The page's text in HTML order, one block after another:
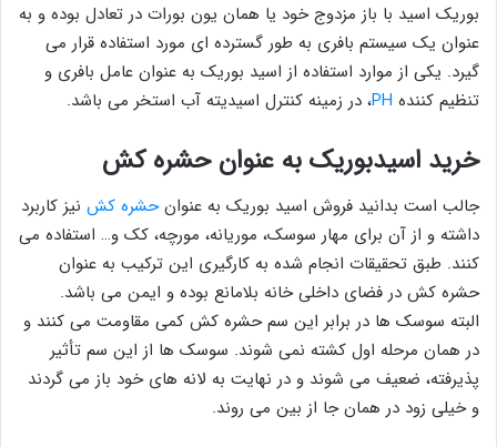
بوریک اسید با باز مزدوج خود یا همان یون بورات در تعادل بوده و به
عنوان یک سیستم بافری به طور گسترده ای مورد استفاده قرار می
گیرد. یکی از موارد استفاده از اسید بوریک به عنوان عامل بافری و
تنظیم کننده PH، در زمینه کنترل اسیدیته آب استخر می باشد.
خرید اسیدبوریک به عنوان حشره کش
جالب است بدانید فروش اسید بوریک به عنوانحشره کش نیز کاربرد
داشته و از آن برای مهار سوسک، موریانه، مورچه، کک و… استفاده می
کنند. طبق تحقیقات انجام شده به کارگیری این ترکیب به عنوان
حشره کش در فضای داخلی خانه بلامانع بوده و ایمن می باشد.
البته سوسک ها در برابر این سم حشره کش کمی مقاومت می کنند و
در همان مرحله اول کشته نمی شوند. سوسک ها از این سم تأثیر
پذیرفته، ضعیف می شوند و در نهایت به لانه های خود باز می گردند
و خیلی زود در همان جا از بین می روند.